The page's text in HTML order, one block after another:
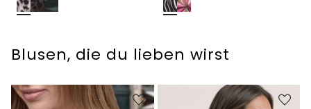
Blusen, die du lieben wirst